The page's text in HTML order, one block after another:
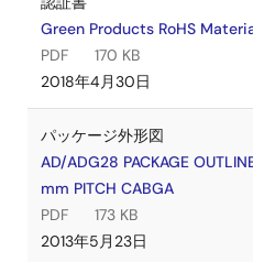
Green Products RoHS
PDF
170 KB
2018年4月30日
パッケージ外形図
AD/ADG28 PACKAGE
mm PITCH CABGA
PDF
173 KB
2013年5月23日